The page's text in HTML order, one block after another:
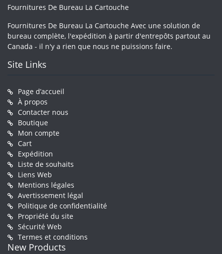
Fournitures De Bureau La Cartouche
Fournitures De Bureau La Cartouche Avec une solution de
bureau complète, l'expédition à partir d'entrepôts partout au
Canada - il n'y a rien que nous ne puissions faire.
Site Links
Page d’accueil
À propos
Contacter nous
Boutique
Mon compte
Cart
Expédition
Liste de souhaits
Liens Web
Mentions légales
Avertissement légal
Politique de confidentialité
Propriété du site
Sécurité Web
Termes et conditions
New Products